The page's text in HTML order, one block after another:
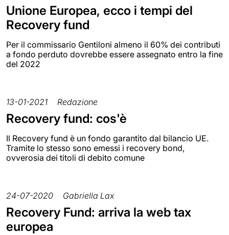
Unione Europea, ecco i tempi del
Recovery fund
Per il commissario Gentiloni almeno il 60% dei contributi
a fondo perduto dovrebbe essere assegnato entro la fine
del 2022
13-01-2021 Redazione
Recovery fund: cos'è
Il Recovery fund è un fondo garantito dal bilancio UE.
Tramite lo stesso sono emessi i recovery bond,
ovverosia dei titoli di debito comune
24-07-2020 Gabriella Lax
Recovery Fund: arriva la web tax
europea